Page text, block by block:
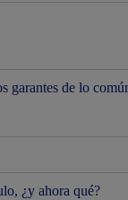
garantes de lo
¿y ahora qué?